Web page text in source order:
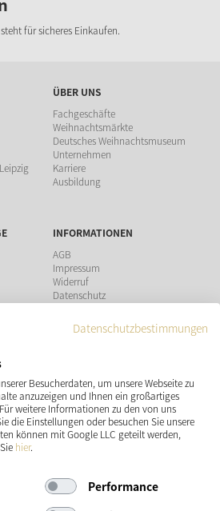
für sicheres Einkaufen.
ÜBER UNS
Fachgeschäfte
Weihnachtsmärkte
Deutsches Weihnachtsmuseum
Unternehmen
Karriere
Ausbildung
INFORMATIONEN
AGB
Impressum
Widerruf
Datenschutz
SOCIAL MEDIA
Datenschutzbestimmungen
Besucherdaten, um unsere Webseite zu
anzuzeigen und Ihnen ein großartiges
weitere Informationen zu den von uns
die Einstellungen oder besuchen Sie unsere
können mit Google LLC geteilt werden,
hier.
Performance